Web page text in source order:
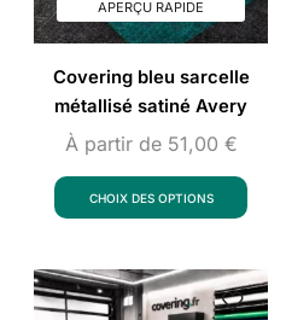
APERÇU RAPIDE
Covering bleu sarcelle
métallisé satiné Avery
À partir de 51,00 €
CHOIX DES OPTIONS